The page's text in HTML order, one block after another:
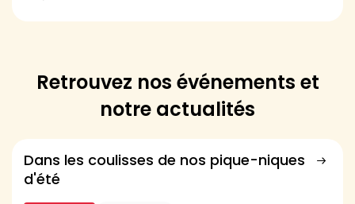
Retrouvez nos événements et
notre actualités
Dans les coulisses de nos pique-niques
d'été